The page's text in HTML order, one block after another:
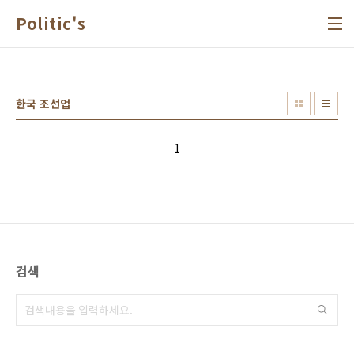
Politic's
한국 조선업
1
검색